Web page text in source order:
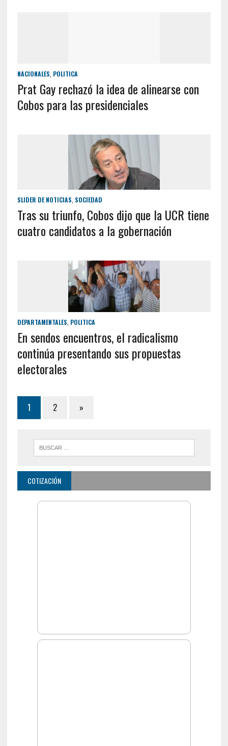
NACIONALES POLITICA
Prat Gay rechazó la idea de alinearse con
Cobos para las presidenciales
SLIDER DE NOTICIAS SOCIEDAD
Tras su triunfo, Cobos dijo que la UCR tiene
cuatro candidatos a la gobernación
DEPARTAMENTALES POLITICA
En sendos encuentros, el radicalismo
continúa presentando sus propuestas
electorales
1 2 »
COTIZACIÓN